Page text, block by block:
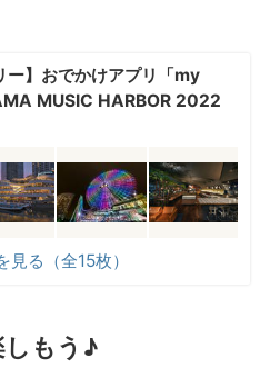
ー】おでかけアプリ「my
MUSIC HARBOR 2022
る（全15枚）
しもう♪